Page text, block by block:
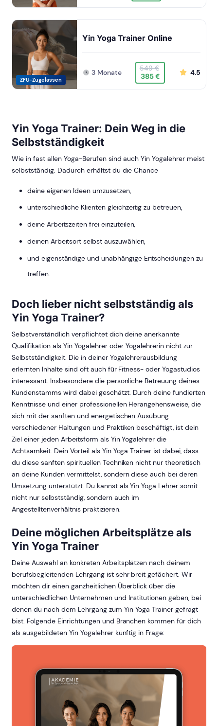
ZFU-Zugelassen
Yin Yoga Trainer Online
3 Monate
549 €
385 €
4.5
Yin Yoga Trainer: Dein Weg in die
Selbstständigkeit
Wie in fast allen Yoga-Berufen sind auch Yin Yogalehrer meist
selbstständig. Dadurch erhältst du die Chance
deine eigenen Ideen umzusetzen,
unterschiedliche Klienten gleichzeitig zu betreuen,
deine Arbeitszeiten frei einzuteilen,
deinen Arbeitsort selbst auszuwählen,
und eigenständige und unabhängige Entscheidungen zu
treffen.
Doch lieber nicht selbstständig als
Yin Yoga Trainer?
Selbstverständlich verpflichtet dich deine anerkannte
Qualifikation als Yin Yogalehrer oder Yogalehrerin nicht zur
Selbstständigkeit. Die in deiner Yogalehrerausbildung
erlernten Inhalte sind oft auch für Fitness- oder Yogastudios
interessant. Insbesondere die persönliche Betreuung deines
Kundenstamms wird dabei geschätzt. Durch deine fundierten
Kenntnisse und einer professionellen Herangehensweise, die
sich mit der sanften und energetischen Ausübung
verschiedener Haltungen und Praktiken beschäftigt, ist dein
Ziel einer jeden Arbeitsform als Yin Yogalehrer die
Achtsamkeit. Dein Vorteil als Yin Yoga Trainer ist dabei, dass
du diese sanften spirituellen Techniken nicht nur theoretisch
an deine Kunden vermittelst, sondern diese auch bei deren
Umsetzung unterstützt. Du kannst als Yin Yoga Lehrer somit
nicht nur selbstständig, sondern auch im
Angestelltenverhältnis praktizieren.
Deine möglichen Arbeitsplätze als
Yin Yoga Trainer
Deine Auswahl an konkreten Arbeitsplätzen nach deinem
berufsbegleitenden Lehrgang ist sehr breit gefächert. Wir
möchten dir einen ganzheitlichen Überblick über die
unterschiedlichen Unternehmen und Institutionen geben, bei
denen du nach dem Lehrgang zum Yin Yoga Trainer gefragt
bist. Folgende Einrichtungen und Branchen kommen für dich
als ausgebildeten Yin Yogalehrer künftig in Frage: